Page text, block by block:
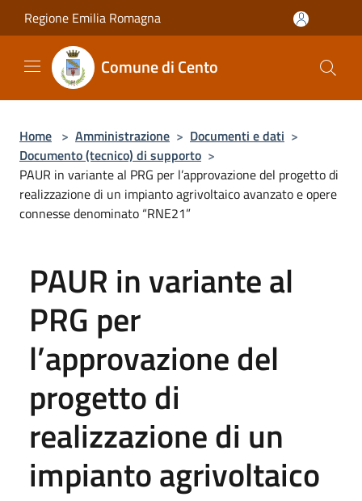
Salta al contenuto principale
Regione Emilia Romagna
Comune di Cento
Home > Amministrazione > Documenti e dati >
Documento (tecnico) di supporto >
PAUR in variante al PRG per l’approvazione del progetto di
realizzazione di un impianto agrivoltaico avanzato e opere
connesse denominato “RNE21”
PAUR in variante al
PRG per
l’approvazione del
progetto di
realizzazione di un
impianto agrivoltaico